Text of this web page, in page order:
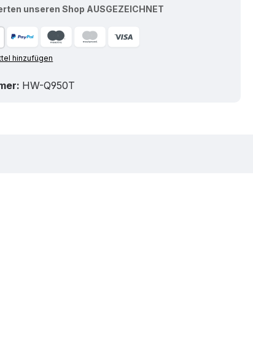
unseren Shop AUSGEZEICHNET
hinzufügen
HW-Q950T